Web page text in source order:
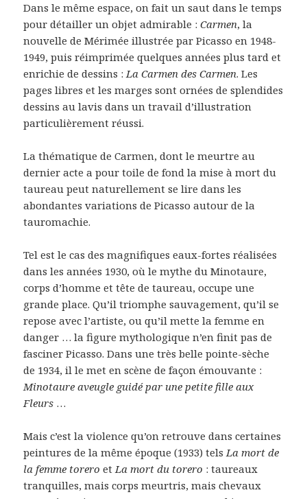
Dans le même espace, on fait un saut dans le temps
pour détailler un objet admirable :Carmen, la
nouvelle de Mérimée illustrée par Picasso en 1948-
1949, puis réimprimée quelques années plus tard et
enrichie de dessins :La Carmen des Carmen. Les
pages libres et les marges sont ornées de splendides
dessins au lavis dans un travail d’illustration
particulièrement réussi.
La thématique de Carmen, dont le meurtre au
dernier acte a pour toile de fond la mise à mort du
taureau peut naturellement se lire dans les
abondantes variations de Picasso autour de la
tauromachie.
Tel est le cas des magnifiques eaux-fortes réalisées
dans les années 1930, où le mythe du Minotaure,
corps d’homme et tête de taureau, occupe une
grande place. Qu’il triomphe sauvagement, qu’il se
repose avec l’artiste, ou qu’il mette la femme en
danger … la figure mythologique n’en finit pas de
fasciner Picasso. Dans une très belle pointe-sèche
de 1934, il le met en scène de façon émouvante :
Minotaure aveugle guidé par une petite fille aux
Fleurs …
Mais c’est la violence qu’on retrouve dans certaines
peintures de la même époque (1933) telsLa mort de
la femme torero etLa mort du torero : taureaux
tranquilles, mais corps meurtris, mais chevaux